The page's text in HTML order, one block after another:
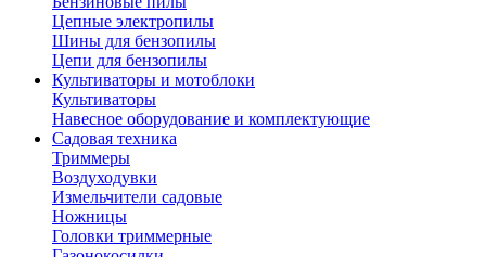
Цепные электропилы
Шины для бензопилы
Цепи для бензопилы
Культиваторы и мотоблоки
Культиваторы
Навесное оборудование и комплектующие
Садовая техника
Триммеры
Воздуходувки
Измельчители садовые
Ножницы
Головки триммерные